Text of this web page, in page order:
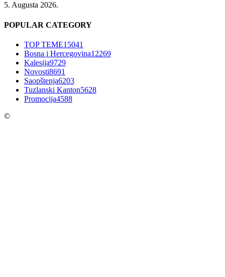
5. Augusta 2026.
POPULAR CATEGORY
TOP TEME15041
Bosna i Hercegovina12269
Kalesija9729
Novosti8691
Saopštenja6203
Tuzlanski Kanton5628
Promocija4588
©